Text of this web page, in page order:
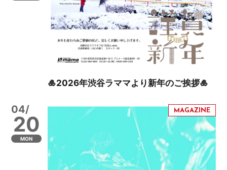
🎍2026年渋谷ラママより新年のご挨拶🎍
04/
20
MON